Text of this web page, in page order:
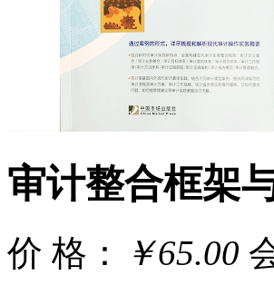
审计整合框架
价 格： ￥65.00